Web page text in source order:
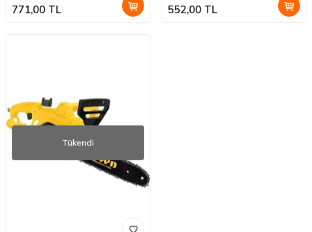
771,00 TL 552,00 TL
Tükendi